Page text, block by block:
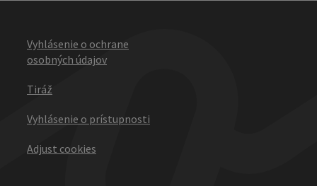
Vyhlásenie o ochrane
osobných údajov
Tiráž
Vyhlásenie o prístupnosti
Adjust cookies